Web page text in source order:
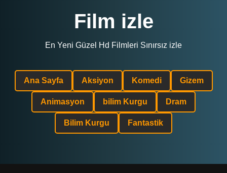
Film izle
En Yeni Güzel Hd Filmleri Sınırsız izle
Ana Sayfa Aksiyon Komedi Gizem
Animasyon bilim Kurgu Dram
Bilim Kurgu Fantastik